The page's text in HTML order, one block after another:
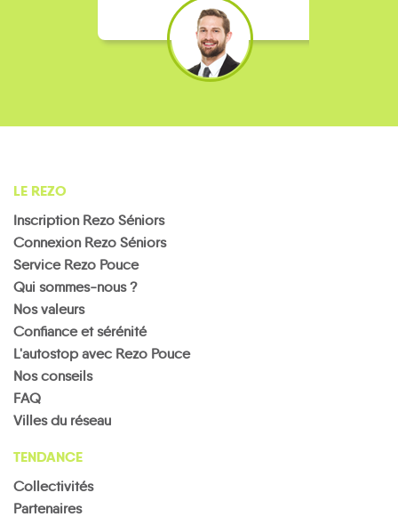
LE REZO
Inscription Rezo Séniors
Connexion Rezo Séniors
Service Rezo Pouce
Qui sommes-nous ?
Nos valeurs
Confiance et sérénité
L'autostop avec Rezo Pouce
Nos conseils
FAQ
Villes du réseau
TENDANCE
Collectivités
Partenaires